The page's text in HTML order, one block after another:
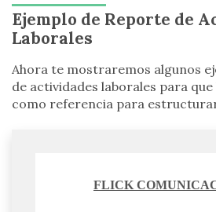
Ejemplo de Reporte de
Laborales
Ahora te mostraremos algunos
de actividades laborales para
como referencia para
FLICK